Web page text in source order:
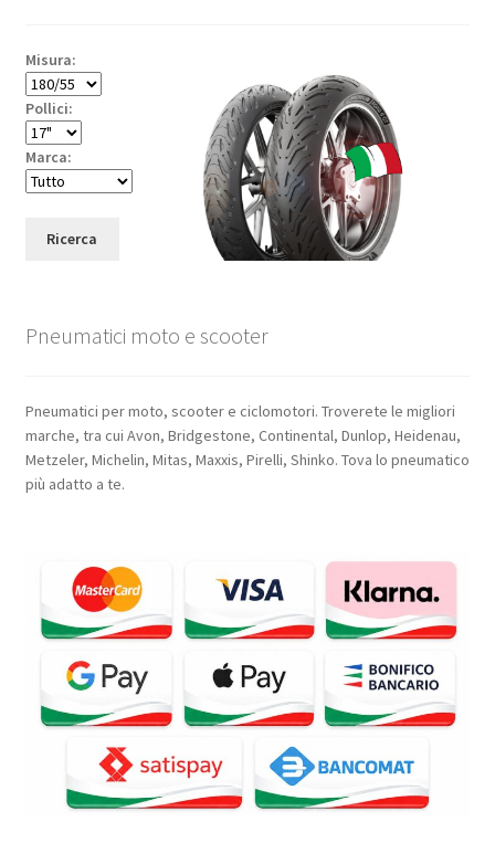
Misura:
Pollici:
Marca:
Ricerca
Pneumatici moto e scooter
Pneumatici per moto, scooter e ciclomotori. Troverete le migliori
marche, tra cui Avon, Bridgestone, Continental, Dunlop, Heidenau,
Metzeler, Michelin, Mitas, Maxxis, Pirelli, Shinko. Tova lo pneumatico
più adatto a te.